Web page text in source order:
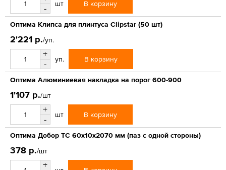
-
шт В корзину
Оптима Клипса для плинтуса Clipstar (50 шт)
2'221 р./уп.
+
-
уп. В корзину
Оптима Алюминиевая накладка на порог 600-900
1'107 р./шт
+
-
шт В корзину
Оптима Добор ТС 60х10х2070 мм (паз с одной стороны)
378 р./шт
+